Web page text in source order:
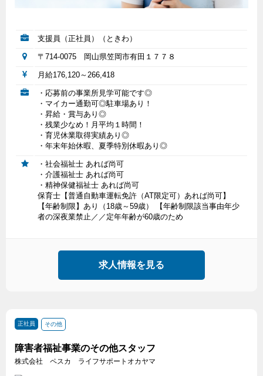
支援員（正社員）（ときわ）
〒714-0075 岡山県笠岡市有田１７７８
月給176,120～266,418
・応募前の事業所見学可能です◎
・マイカー通勤可◎駐車場あり！
・昇給・賞与あり◎
・残業少なめ！月平均１時間！
・育児休業取得実績あり◎
・年末年始休暇、夏季特別休暇あり◎
・社会福祉士 あれば尚可
・介護福祉士 あれば尚可
・精神保健福祉士 あれば尚可
保育士【普通自動車運転免許（AT限定可）あれば尚可】
【年齢制限】あり（18歳～59歳） 【年齢制限該当事由年少
者の深夜業禁止／／定年年齢が60歳のため
求人情報を見る
正社員 その他
障害者福祉事業のその他スタッフ
株式会社 ペスカ ライフサポートオカヤマ